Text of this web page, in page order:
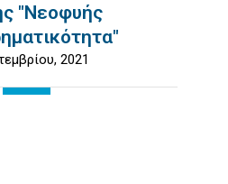
"Νεοφυής
2021